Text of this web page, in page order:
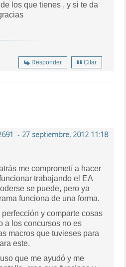
los que tienes , y si te da
Responder Citar
- 27 septiembre, 2012 11:18
me comprometí a hacer
trabajando el EA
se puede, pero ya
funciona de una forma.
y comparte cosas
a los concursos no es
macros que tuvieses para
este.
que me ayudó y me